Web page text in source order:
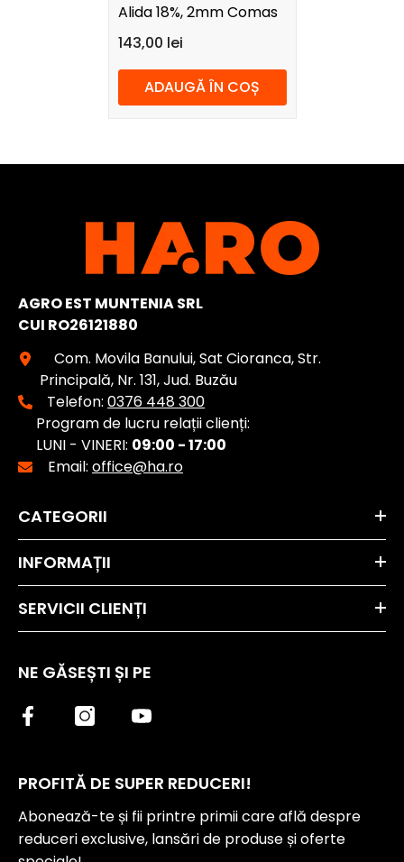
Alida 18%, 2mm Comas
143,00 lei
ADAUGĂ ÎN COȘ
AGRO EST MUNTENIA SRL
CUI RO26121880
Com. Movila Banului, Sat Cioranca, Str.
Principală, Nr. 131, Jud. Buzău
Telefon:0376 448 300
Program de lucru relații clienți:
LUNI - VINERI: 09:00 - 17:00
Email: office@ha.ro
CATEGORII
INFORMAȚII
SERVICII CLIENȚI
NE GĂSEȘTI ȘI PE
PROFITĂ DE SUPER REDUCERI!
Abonează-te și fii printre primii care află despre
reduceri exclusive, lansări de produse și oferte